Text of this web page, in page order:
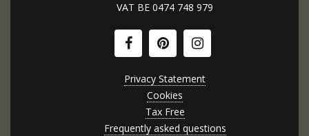
VAT BE 0474 748 979
Privacy Statement
Cookies
Tax Free
Frequently asked questions